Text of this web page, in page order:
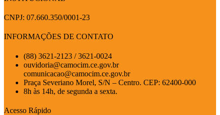
CNPJ: 07.660.350/0001-23
INFORMAÇÕES DE CONTATO
(88) 3621-2123 / 3621-0024
ouvidoria@camocim.ce.gov.br
comunicacao@camocim.ce.gov.br
Praça Severiano Morel, S/N – Centro. CEP: 62400-000
8h às 14h, de segunda a sexta.
Acesso Rápido